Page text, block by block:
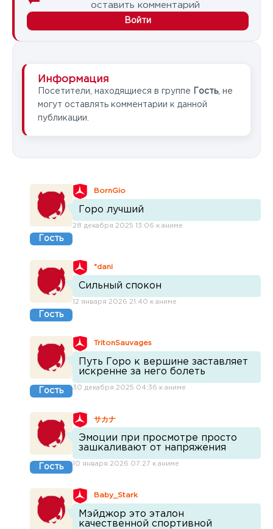
оставить комментарий
Войти
Информация
Посетители, находящиеся в группе Гость, не
могут оставлять комментарии к данной
публикации.
Гость
BornGio
Горо лучший
28 декабря 2025 13:06 к аниме
Гость
*dani
Сильный спокон
12 января 2026 21:40 к аниме
Гость
TritonSauvages
Путь Горо к вершине заставляет
искренне за него болеть
30 декабря 2025 04:36 к аниме
Гость
サカナ
Эмоции при просмотре просто
зашкаливают от напряжения
10 января 2026 07:27 к аниме
Baby_Stark
Мэйджор это эталон
качественной спортивной